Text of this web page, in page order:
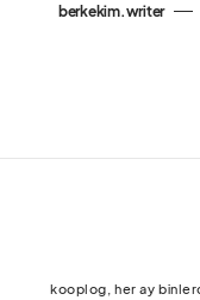
berkekim.writer
kooplog, her ay